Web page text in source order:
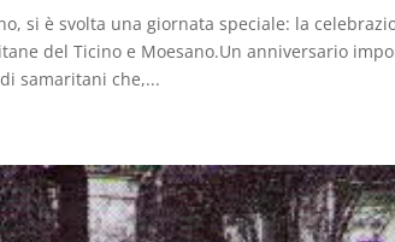
si è svolta una giornata speciale: la
del Ticino e Moesano.Un anniversario
samaritani che,...